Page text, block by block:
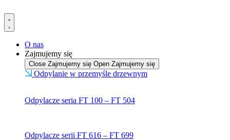
do
treści
O nas
Zajmujemy się
Close Zajmujemy się Open Zajmujemy się
Odpylanie w przemyśle drzewnym
Odpylacze seria FT 100 – FT 504
Odpylacze serii FT 616 – FT 699